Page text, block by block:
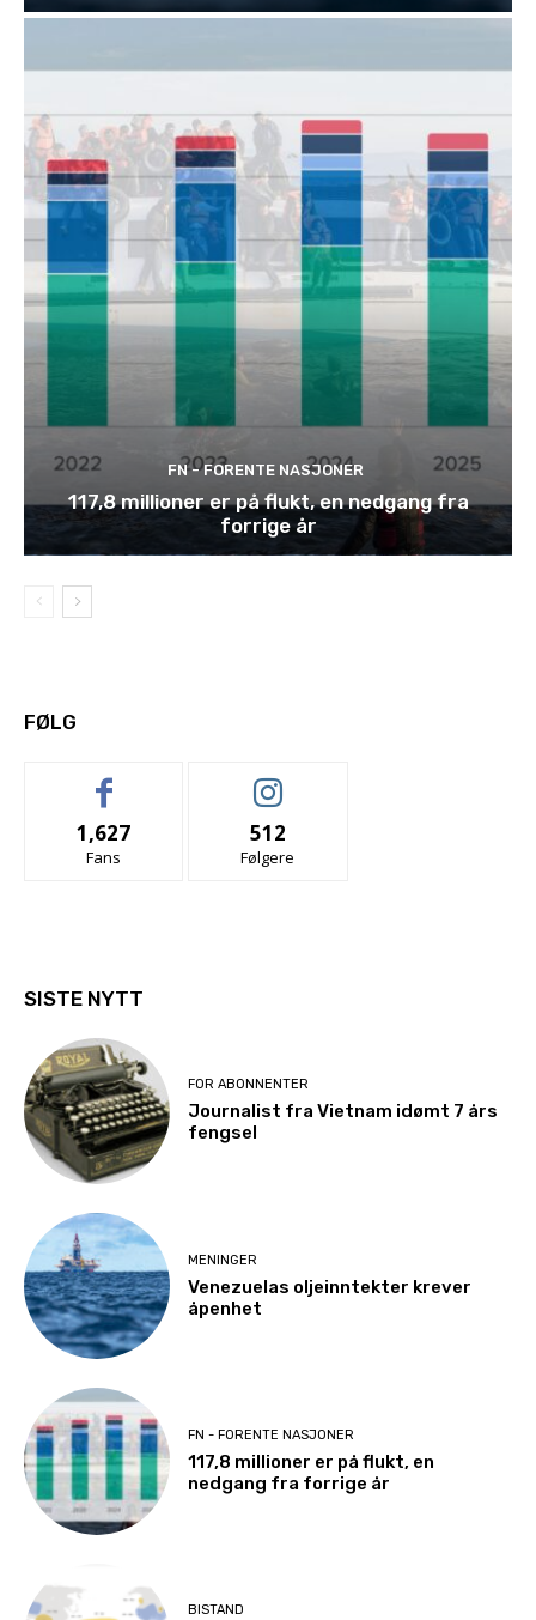
FN - FORENTE NASJONER
117,8 millioner er på flukt, en nedgang fra
forrige år
FØLG
1,627
Fans
512
Følgere
SISTE NYTT
FOR ABONNENTER
Journalist fra Vietnam idømt 7 års
fengsel
MENINGER
Venezuelas oljeinntekter krever
åpenhet
FN - FORENTE NASJONER
117,8 millioner er på flukt, en
nedgang fra forrige år
BISTAND